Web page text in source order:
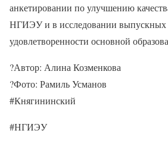
анкетировании по улучшению
НГИЭУ и в исследовании выпускных
удовлетворенности основной
?Автор: Алина Козменкова
?Фото: Рамиль Усманов
#Княгининский
#НГИЭУ